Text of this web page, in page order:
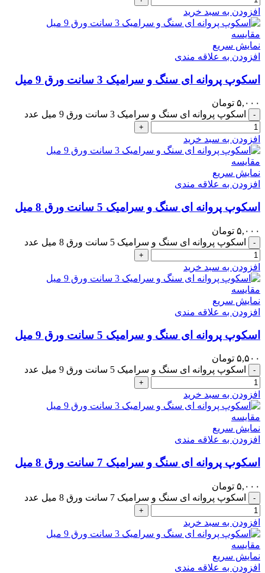
افزودن به سبد خرید
مقايسه
نمایش سریع
افزودن به علاقه مندی
اسکوپ پروانه ای سنگ و سرامیک 3 سانت ورق 9 میل
۵,۰۰۰ تومان
- اسکوپ پروانه ای سنگ و سرامیک 3 سانت ورق 9 میل عدد
+
افزودن به سبد خرید
مقايسه
نمایش سریع
افزودن به علاقه مندی
اسکوپ پروانه ای سنگ و سرامیک 5 سانت ورق 8 میل
۵,۰۰۰ تومان
- اسکوپ پروانه ای سنگ و سرامیک 5 سانت ورق 8 میل عدد
+
افزودن به سبد خرید
مقايسه
نمایش سریع
افزودن به علاقه مندی
اسکوپ پروانه ای سنگ و سرامیک 5 سانت ورق 9 میل
۵,۵۰۰ تومان
- اسکوپ پروانه ای سنگ و سرامیک 5 سانت ورق 9 میل عدد
+
افزودن به سبد خرید
مقايسه
نمایش سریع
افزودن به علاقه مندی
اسکوپ پروانه ای سنگ و سرامیک 7 سانت ورق 8 میل
۵,۰۰۰ تومان
- اسکوپ پروانه ای سنگ و سرامیک 7 سانت ورق 8 میل عدد
+
افزودن به سبد خرید
مقايسه
نمایش سریع
افزودن به علاقه مندی